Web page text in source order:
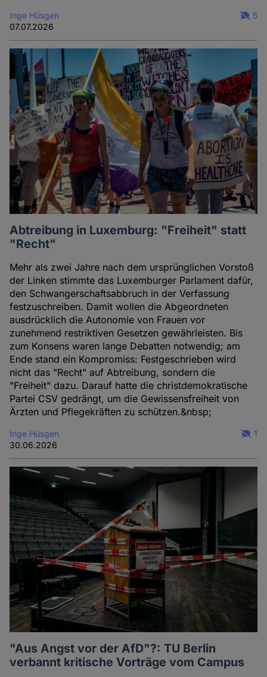
Inge Hüsgen
07.07.2026
5
Abtreibung in Luxemburg: "Freiheit" statt
"Recht"
Mehr als zwei Jahre nach dem ursprünglichen Vorstoß
der Linken stimmte das Luxemburger Parlament dafür,
den Schwangerschaftsabbruch in der Verfassung
festzuschreiben. Damit wollen die Abgeordneten
ausdrücklich die Autonomie von Frauen vor
zunehmend restriktiven Gesetzen gewährleisten. Bis
zum Konsens waren lange Debatten notwendig; am
Ende stand ein Kompromiss: Festgeschrieben wird
nicht das "Recht" auf Abtreibung, sondern die
"Freiheit" dazu. Darauf hatte die christdemokratische
Partei CSV gedrängt, um die Gewissensfreiheit von
Ärzten und Pflegekräften zu schützen.&nbsp;
Inge Hüsgen
30.06.2026
1
"Aus Angst vor der AfD"?: TU Berlin
verbannt kritische Vorträge vom Campus